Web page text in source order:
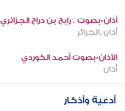
أذان-بصوت . رابح بن دراح الجزائري
أذان ,الجزائر
الأذان-بصوت أحمد الكوردي
أذان
أدعية وأذكار